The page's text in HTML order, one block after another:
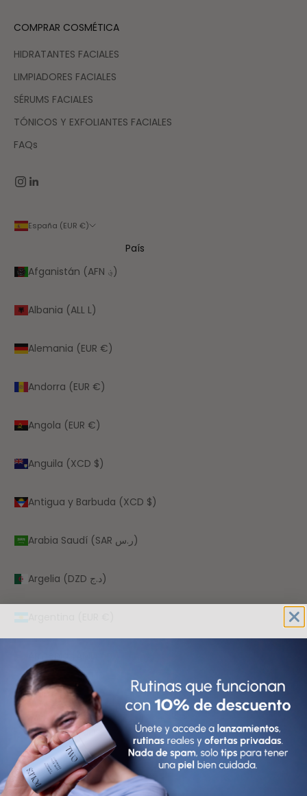
COMPRAR COSMÉTICA
HIDRATANTES FACIALES
LIMPIADORES FACIALES
SÉRUMS FACIALES
TÓNICOS Y EXFOLIANTES FACIALES
FAQs
España (EUR €)
País
Afganistán (AFN ؋)
Albania (ALL L)
Alemania (EUR €)
Andorra (EUR €)
Angola (EUR €)
Anguila (XCD $)
Antigua y Barbuda (XCD $)
Arabia Saudí (SAR ر.س)
Argelia (DZD د.ج)
Aruba (AWG ƒ)
Australia (AUD $)
Austria (EUR €)